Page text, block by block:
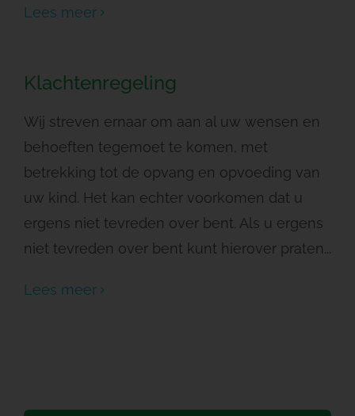
Lees meer
Klachtenregeling
Wij streven ernaar om aan al uw wensen en
behoeften tegemoet te komen, met
betrekking tot de opvang en opvoeding van
uw kind. Het kan echter voorkomen dat u
ergens niet tevreden over bent. Als u ergens
niet tevreden over bent kunt hierover praten...
Lees meer